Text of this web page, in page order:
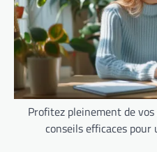
Profitez pleinement de
conseils efficaces pour